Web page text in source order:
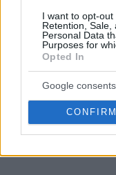
I want to opt-out
Retention, Sale,
Personal Data
Purposes for
Opted In
Google consents
CONFIRM